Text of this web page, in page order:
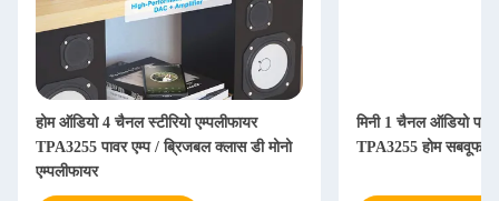
होम ऑडियो 4 चैनल स्टीरियो एम्पलीफायर
TPA3255 पावर एम्प / ब्रिजबल क्लास डी मोनो
एम्पलीफायर
मिनी 1 चैनल ऑडियो पावर
TPA3255 होम सबवूफर